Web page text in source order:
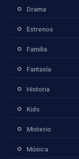
Drama
Estrenos
Familia
Fantasía
Historia
Kids
Misterio
Música